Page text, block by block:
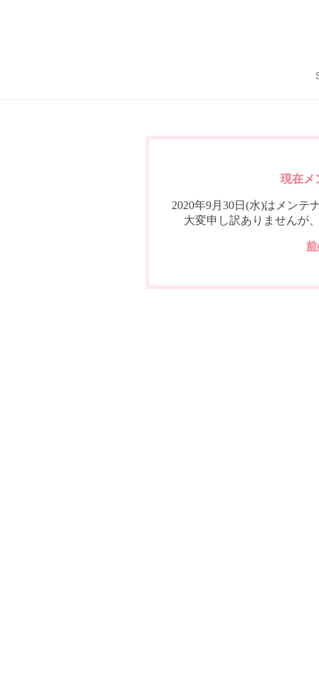
現在メ
2020年9月30日(水)はメンテ
大変申し訳ありませんが
前